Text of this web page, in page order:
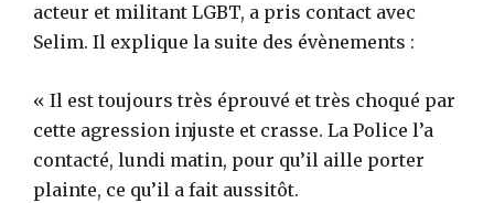
acteur et militant LGBT, a pris contact avec
Selim. Il explique la suite des évènements :
« Il est toujours très éprouvé et très choqué par
cette agression injuste et crasse. La Police l’a
contacté, lundi matin, pour qu’il aille porter
plainte, ce qu’il a fait aussitôt.